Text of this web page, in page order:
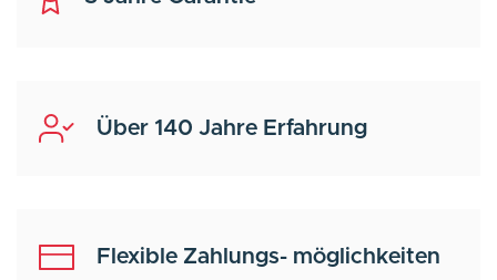
Über 140 Jahre Erfahrung
Flexible Zahlungs- möglichkeiten